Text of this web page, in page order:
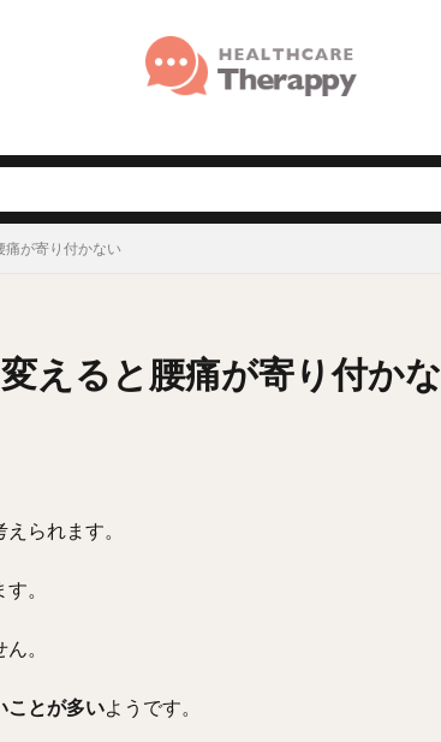
痛が寄り付かない
えると腰痛が寄り付かな
られます。
。
。
ことが多いようです。